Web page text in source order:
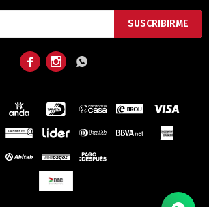
SUSCRIBIRME
  